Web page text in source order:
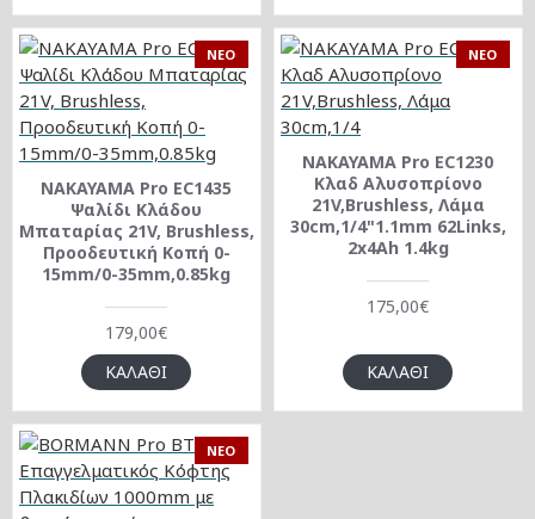
NEO
NAKAYAMA Pro EC1435
Ψαλίδι Κλάδου
Μπαταρίας 21V, Brushless,
Προοδευτική Κοπή 0-
15mm/0-35mm,0.85kg
179,00€
ΚΑΛΆΘΙ
NEO
NAKAYAMA Pro EC1230
Κλαδ Αλυσοπρίονο
21V,Brushless, Λάμα
30cm,1/4"1.1mm 62Links,
2x4Ah 1.4kg
175,00€
ΚΑΛΆΘΙ
NEO